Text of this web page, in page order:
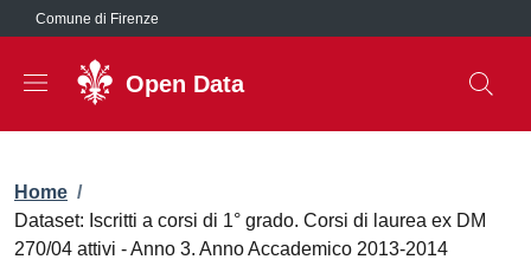
Salta al contenuto principale
Comune di Firenze
Open Data
Briciole di pane
Home /
Dataset: Iscritti a corsi di 1° grado. Corsi di laurea ex DM
270/04 attivi - Anno 3. Anno Accademico 2013-2014